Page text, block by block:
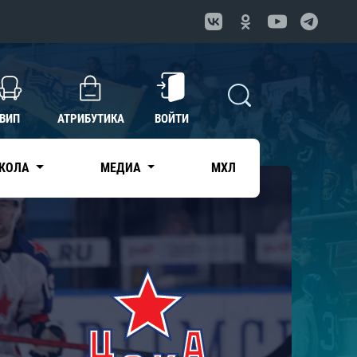
ВИП АТРИБУТИКА ВОЙТИ
МЕДИА МХЛ